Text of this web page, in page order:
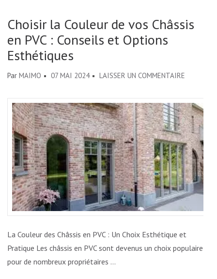
Choisir la Couleur de vos Châssis
en PVC : Conseils et Options
Esthétiques
Par MAIMO 07 MAI 2024 LAISSER UN COMMENTAIRE
LA
COULEUR
DE
VOS
CHÂSSIS
EN
PVC
:
CONSEILS
OPTIONS
La Couleur des Châssis en PVC : Un Choix Esthétique et
Pratique Les châssis en PVC sont devenus un choix populaire
pour de nombreux propriétaires …